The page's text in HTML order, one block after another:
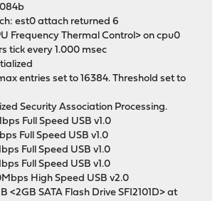
est0 attach returned 6
Frequency Thermal Control> on cpu0
tick every 1.000 msec
entries set to 16384. Threshold set to
Security Association Processing.
Full Speed USB v1.0
Full Speed USB v1.0
Full Speed USB v1.0
Full Speed USB v1.0
High Speed USB v2.0
<2GB SATA Flash Drive SFI2101D> at